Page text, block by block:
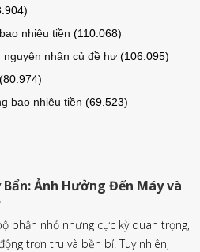
nhiêu tiền (110.068)
nguyên nhân củ đề hư (106.095)
(80.974)
bao nhiêu tiền (69.523)
Bẩn: Ảnh Hưởng Đến Máy và
phận nhỏ nhưng cực kỳ quan trọng,
trơn tru và bền bỉ. Tuy nhiên,